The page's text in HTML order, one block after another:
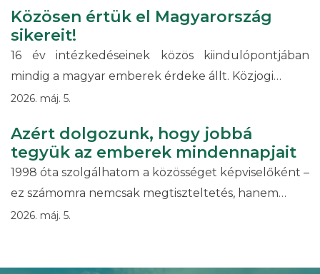
Közösen értük el Magyarország
sikereit!
16 év intézkedéseinek közös kiindulópontjában
mindig a magyar emberek érdeke állt. Közjogi…
2026. máj. 5.
Azért dolgozunk, hogy jobbá
tegyük az emberek mindennapjait
1998 óta szolgálhatom a közösséget képviselőként –
ez számomra nemcsak megtiszteltetés, hanem…
2026. máj. 5.